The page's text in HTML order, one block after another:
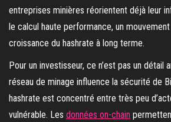
entreprises minières réorientent déjà leur
le calcul haute performance, un
croissance du hashrate à long terme.
Pour un investisseur, ce n’est pas un détail
réseau de minage influence la sécurité de
hashrate est concentré entre très peu
vulnérable. Les données on-chain